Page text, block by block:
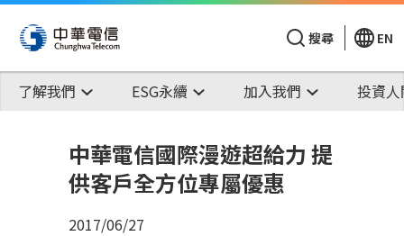
搜尋 EN
了解我們 ESG永續 加入我們 投資
中華電信國際漫遊超給力 提
供客戶全方位專屬優惠
2017/06/27